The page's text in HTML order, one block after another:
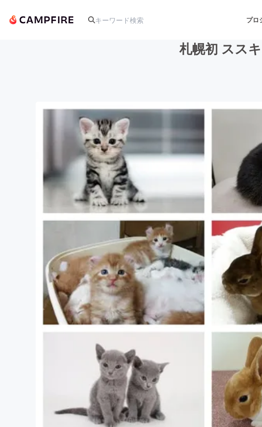
プロ
アート・写真
テクノロジー・ガジェット ゲーム
映像・映画 書籍・雑
ビジネス・起業 チャレン
まちづくり・地域活性化
札幌初 スス